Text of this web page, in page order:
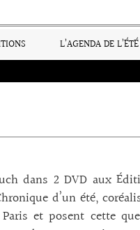
L’AGENDA DE
dans 2 DVD aux
d’un été,
et posent cette